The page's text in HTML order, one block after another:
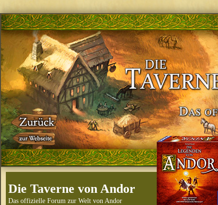
Die Taverne von Andor
Das offizielle Forum zur Welt von Andor